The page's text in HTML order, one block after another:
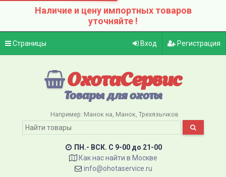
Наличие и цену импортных товаров
уточняйте !
Страницы Вход Регистрация
ОхотаСервис
Товары для охоты
Например: Манок на Манок Трехязычков
ПН.- ВСК. C 9-00 до 21-00
Как нас найти в Москве
info@ohotaservice.ru